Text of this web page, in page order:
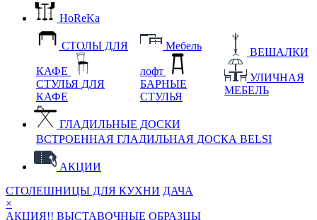
HoReKa
СТОЛЫ ДЛЯ
КАФЕ
СТУЛЬЯ ДЛЯ
КАФЕ
Мебель
лофт
БАРНЫЕ
СТУЛЬЯ
ВЕШАЛКИ
УЛИЧНАЯ
МЕБЕЛЬ
ГЛАДИЛЬНЫЕ ДОСКИ
ВСТРОЕННАЯ ГЛАДИЛЬНАЯ ДОСКА BELSI
АКЦИИ
СТОЛЕШНИЦЫ ДЛЯ КУХНИ ДАЧА
×
АКЦИЯ!! ВЫСТАВОЧНЫЕ ОБРАЗЦЫ